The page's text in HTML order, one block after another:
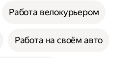
Работа велокурьером
Работа на своём авто